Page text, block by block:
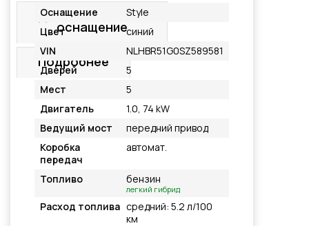
Дополнительное
оснащение
Подробнее
Оснащение
Style
Цвет
синий
VIN
NLHBR51G0SZ589581
Дверей
5
Мест
5
Двигатель
1.0, 74 kW
Ведущий мост
передний привод
Коробка
передач
автомат.
Топливо бензин
легкий гибрид
Расход топлива средний: 5.2 л/100
км